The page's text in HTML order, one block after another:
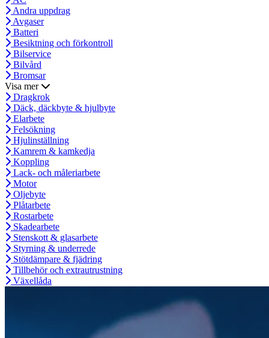
Andra uppdrag
Avgaser
Batteri
Besiktning och förkontroll
Bilservice
Bilvård
Bromsar
Visa mer
Dragkrok
Däck, däckbyte & hjulbyte
Elarbete
Felsökning
Hjulinställning
Kamrem & kamkedja
Koppling
Lack- och måleriarbete
Motor
Oljebyte
Plåtarbete
Rostarbete
Skadearbete
Stenskott & glasarbete
Styrning & underrede
Stötdämpare & fjädring
Tillbehör och extrautrustning
Växellåda